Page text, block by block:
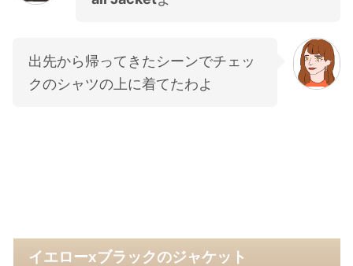
出先から帰ってきたシーンでチェッ
クのシャツの上に着てたわよ
イエローxブラックのジャケット